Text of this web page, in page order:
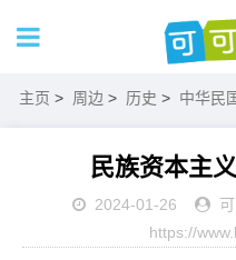
主页 > 周边 > 历史 > 中华民
民族资本主
2024-01-26
https://